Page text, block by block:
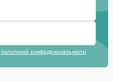
политикой конфиденциальности